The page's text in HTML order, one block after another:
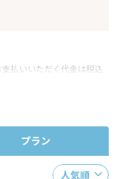
払いいただく代金は税込
変更となる場合がござい
ごとに更新されます。最
プラン
人気順